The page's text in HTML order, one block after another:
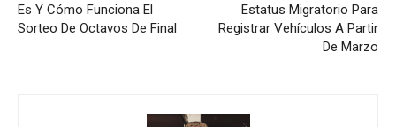
Es Y Cómo Funciona El
Sorteo De Octavos De Final
Estatus Migratorio Para
Registrar Vehículos A Partir
De Marzo